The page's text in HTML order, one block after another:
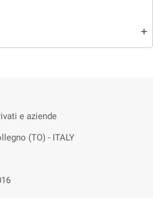
add
e aziende
(TO) - ITALY